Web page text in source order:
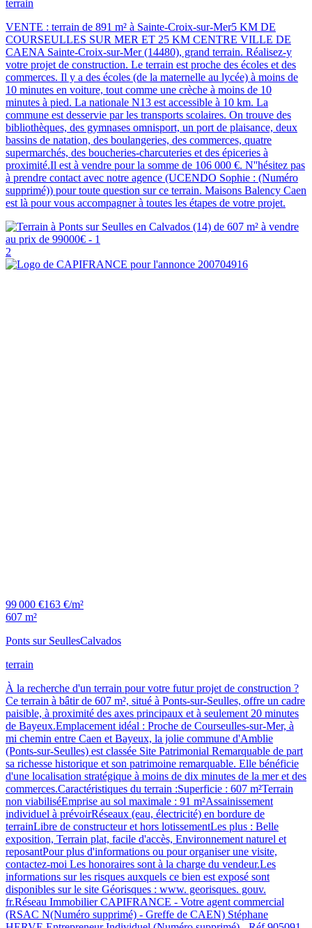
terrain
VENTE : terrain de 891 m² à Sainte-Croix-sur-Mer5 KM DE
COURSEULLES SUR MER ET 25 KM CENTRE VILLE DE
CAENA Sainte-Croix-sur-Mer (14480), grand terrain. Réalisez-y
votre projet de construction. Le terrain est proche des écoles et des
commerces. Il y a des écoles (de la maternelle au lycée) à moins de
10 minutes en voiture, tout comme une crèche à moins de 10
minutes à pied. La nationale N13 est accessible à 10 km. La
commune est desservie par les transports scolaires. On trouve des
bibliothèques, des gymnases omnisport, un port de plaisance, deux
bassins de natation, des boulangeries, des commerces, quatre
supermarchés, des boucheries-charcuteries et des épiceries à
proximité.Il est à vendre pour la somme de 106 000 €. N''hésitez pas
à prendre contact avec notre agence (UCENDO Sophie : (Numéro
supprimé)) pour toute question sur ce terrain. Maisons Balency Caen
est là pour vous accompagner à toutes les étapes de votre projet.
2
99 000 €163 €/m²
607 m²
Ponts sur SeullesCalvados
terrain
À la recherche d'un terrain pour votre futur projet de construction ?
Ce terrain à bâtir de 607 m², situé à Ponts-sur-Seulles, offre un cadre
paisible, à proximité des axes principaux et à seulement 20 minutes
de Bayeux.Emplacement idéal : Proche de Courseulles-sur-Mer, à
mi chemin entre Caen et Bayeux, la jolie commune d'Amblie
(Ponts-sur-Seulles) est classée Site Patrimonial Remarquable de part
sa richesse historique et son patrimoine remarquable. Elle bénéficie
d'une localisation stratégique à moins de dix minutes de la mer et des
commerces.Caractéristiques du terrain :Superficie : 607 m²Terrain
non viabiliséEmprise au sol maximale : 91 m²Assainissement
individuel à prévoirRéseaux (eau, électricité) en bordure de
terrainLibre de constructeur et hors lotissementLes plus : Belle
exposition, Terrain plat, facile d'accès, Environnement naturel et
reposantPour plus d'informations ou pour organiser une visite,
contactez-moi Les honoraires sont à la charge du vendeur.Les
informations sur les risques auxquels ce bien est exposé sont
disponibles sur le site Géorisques : www. georisques. gouv.
fr.Réseau Immobilier CAPIFRANCE - Votre agent commercial
(RSAC N(Numéro supprimé) - Greffe de CAEN) Stéphane